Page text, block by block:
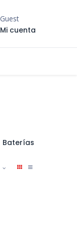
Guest
Mi cuenta
¡DESCUBRE NUESTRO
Baterías